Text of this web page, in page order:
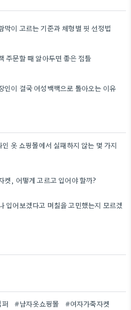
막이 고르는 기준과 체형별 핏 선정법
주문할 때 알아두면 좋은 점들
인이 결국 여성백팩으로 돌아오는 이유
옷 쇼핑몰에서 실패하지 않는 몇 가지
켓, 어떻게 고르고 입어야 할까?
입어보겠다고 며칠을 고민했는지 모르겠
#남자옷쇼핑몰 #여자가죽자켓